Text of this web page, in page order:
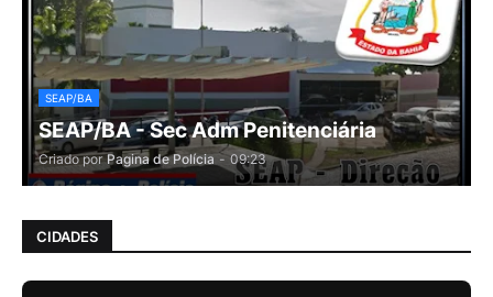
SEAP/BA
SEAP/BA - Sec Adm Penitenciária
Criado por Pagina de Polícia - 09:23
CIDADES